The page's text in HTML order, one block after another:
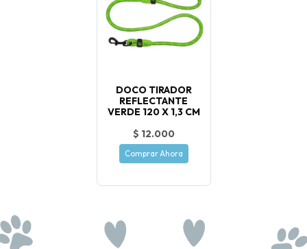
DOCO TIRADOR
REFLECTANTE
VERDE 120 X 1,3 CM
$ 12.000
Comprar Ahora